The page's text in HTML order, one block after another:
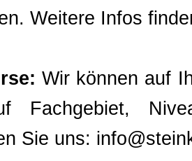
Weitere Infos
Wir können auf
Fachgebiet,
Sie uns: